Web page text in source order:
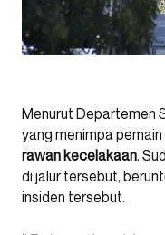
Menurut Departemen
yang menimpa
rawan kecelakaan.
di jalur tersebut,
insiden tersebut.